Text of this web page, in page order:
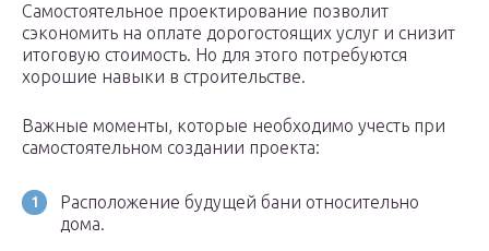
Самостоятельное проектирование позволит
сэкономить на оплате дорогостоящих услуг и снизит
итоговую стоимость. Но для этого потребуются
хорошие навыки в строительстве.
Важные моменты, которые необходимо учесть при
самостоятельном создании проекта:
Расположение будущей бани относительно
дома.